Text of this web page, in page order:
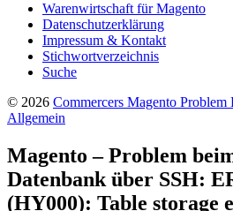
Warenwirtschaft für Magento
Datenschutzerklärung
Impressum & Kontakt
Stichwortverzeichnis
Suche
© 2026 Commercers Magento Problem
Allgemein
Magento – Problem
Datenbank über SSH:
(HY000): Table storage